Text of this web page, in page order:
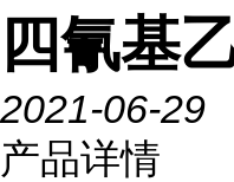
四氰基
2021-06-29
产品详情